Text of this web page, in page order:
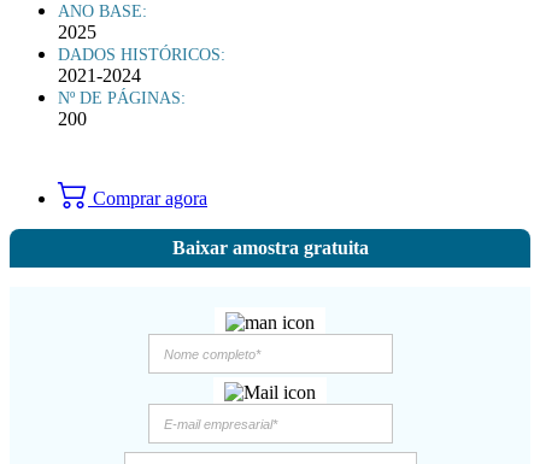
ANO BASE:
2025
DADOS HISTÓRICOS:
2021-2024
Nº DE PÁGINAS:
200
Comprar agora
Baixar amostra gratuita